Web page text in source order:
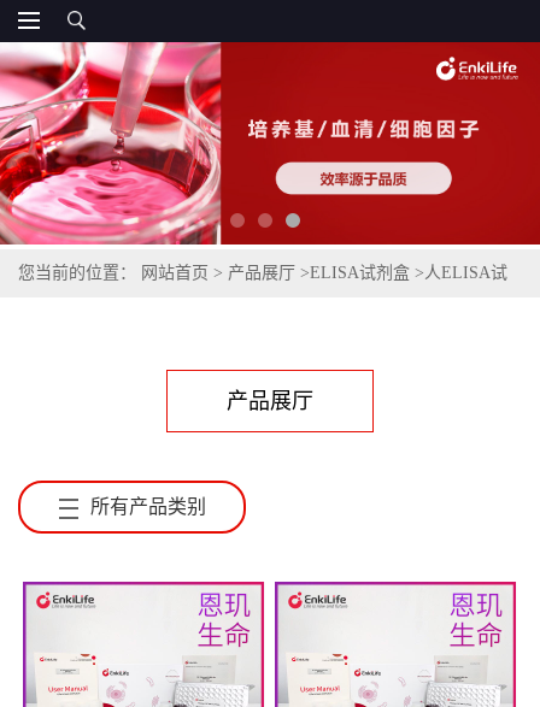
您当前的位置： 网站首页 > 产品展厅 >ELISA试剂盒 >人ELISA试
产品展厅
所有产品类别